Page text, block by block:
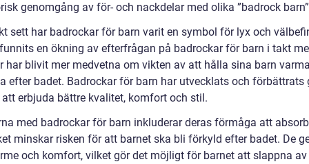
genomgång av för- och nackdelar med olika ”badrock barn”
sett har badrockar för barn varit en symbol för lyx och
en ökning av efterfrågan på badrockar för barn i takt
har blivit mer medvetna om vikten av att hålla sina barn
efter badet. Badrockar för barn har utvecklats och förbättrats
erbjuda bättre kvalitet, komfort och stil.
med badrockar för barn inkluderar deras förmåga att
minskar risken för att barnet ska bli förkyld efter badet. De
och komfort, vilket gör det möjligt för barnet att slappna